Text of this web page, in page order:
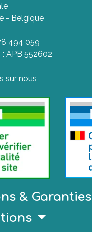
- Belgique
494 059
APB 552602
sur nous
& Garanties